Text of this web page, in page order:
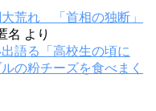
荒れ 「首相の独断」
名 より
語る「高校生の頃に
の粉チーズを食べまく